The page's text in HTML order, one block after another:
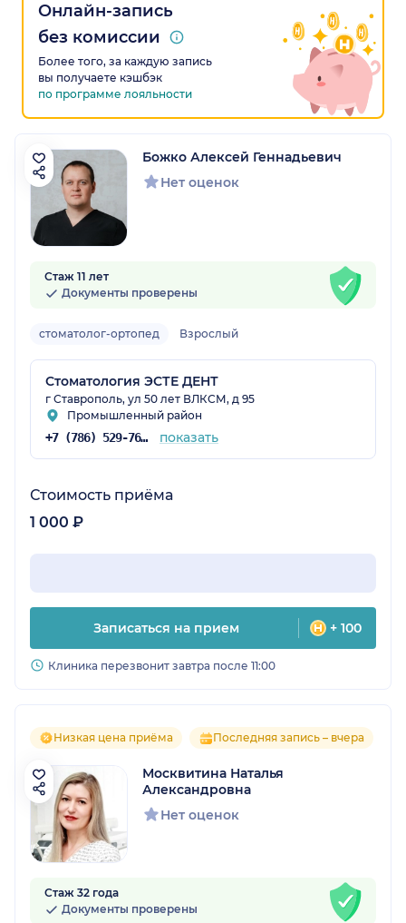
Онлайн-запись
без комиссии
Более того, за каждую запись
вы получаете кэшбэк
по программе лояльности
Божко Алексей Геннадьевич
Нет оценок
Стаж 11 лет
Документы проверены
стоматолог-ортопед Взрослый
Стоматология ЭСТЕ ДЕНТ
г Ставрополь, ул 50 лет ВЛКСМ, д 95
Промышленный район
+7 (786) 529-76-31 показать
Стоимость приёма
1 000 ₽
Записаться на прием + 100
Клиника перезвонит завтра после 11:00
Низкая цена приёма Последняя запись – вчера
Москвитина Наталья
Александровна
Нет оценок
Стаж 32 года
Документы проверены